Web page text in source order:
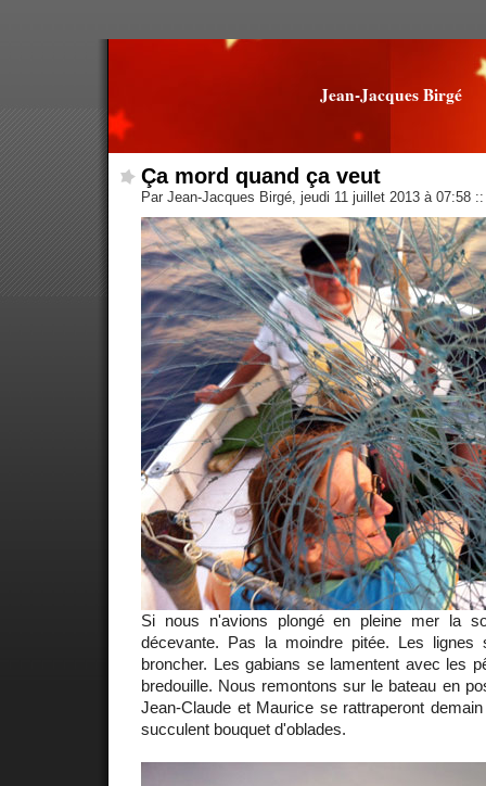
Jean-Jacques Birgé
Ça mord quand ça veut
Par Jean-Jacques Birgé, jeudi 11 juillet 2013 à 07:58 ::
Si nous n'avions plongé en pleine mer la
décevante. Pas la moindre pitée. Les lignes
broncher. Les gabians se lamentent avec les
bredouille. Nous remontons sur le bateau en
Jean-Claude et Maurice se rattraperont
succulent bouquet d'oblades.